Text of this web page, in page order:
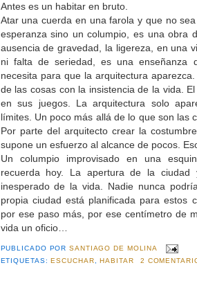
Antes es un habitar en bruto.
Atar una cuerda en una farola y que no
esperanza sino un columpio, es una obra
ausencia de gravedad, la ligereza, en una
ni falta de seriedad, es una enseñanza
necesita para que la arquitectura
de las cosas con la insistencia de la vida.
en sus juegos. La arquitectura solo
límites. Un poco más allá de lo que son las
Por parte del arquitecto crear la
supone un esfuerzo al alcance de pocos.
Un columpio improvisado en una
recuerda hoy. La apertura de la
inesperado de la vida. Nadie nunca
propia ciudad está planificada para estos
por ese paso más, por ese centímetro de
vida un oficio…
PUBLICADO PORSANTIAGO DE MOLINA
ETIQUETAS:ESCUCHAR ,HABITAR 2